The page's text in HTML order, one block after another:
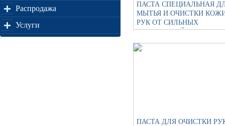
Распродажа
Услуги
ПАСТА СПЕЦИАЛЬНАЯ
МЫТЬЯ И ОЧИСТКИ
РУК ОТ СИЛЬНЫХ
ЗАГРЯЗНЕНИЙ
ПАСТА ДЛЯ ОЧИСТКИ